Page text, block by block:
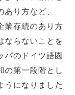
り方など、
業存続のあり方
ならないことを
パのドイツ語圏
の第一段階とし
うになりました